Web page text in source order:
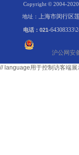
地址： 上海市闵行区
电话：021-
沪公网安
Copyright © 2004-
// language用于控制访客端